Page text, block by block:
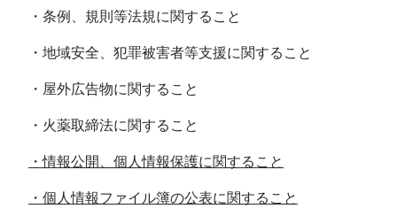
・条例、規則等法規に関すること
・地域安全、犯罪被害者等支援に関すること
・屋外広告物に関すること
・火薬取締法に関すること
・情報公開、個人情報保護に関すること
・個人情報ファイル簿の公表に関すること